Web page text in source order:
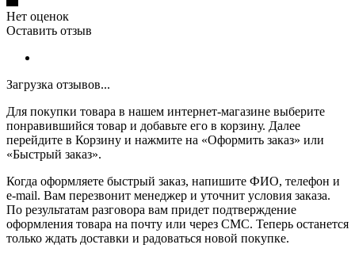
Нет оценок
Оставить отзыв
Загрузка отзывов...
Для покупки товара в нашем интернет-магазине выберите
понравившийся товар и добавьте его в корзину. Далее
перейдите в Корзину и нажмите на «Оформить заказ» или
«Быстрый заказ».
Когда оформляете быстрый заказ, напишите ФИО, телефон и
e-mail. Вам перезвонит менеджер и уточнит условия заказа.
По результатам разговора вам придет подтверждение
оформления товара на почту или через СМС. Теперь останется
только ждать доставки и радоваться новой покупке.